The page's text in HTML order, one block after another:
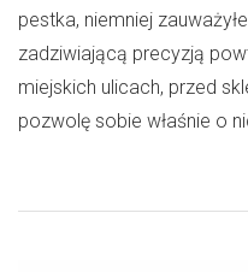
pestka, niemniej
zadziwiającą precyzją
miejskich ulicach, przed
pozwolę sobie właśnie o